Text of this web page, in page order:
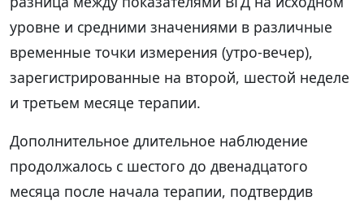
уровне и средними значениями в различные
временные точки измерения (утро-вечер),
зарегистрированные на второй, шестой неделе
и третьем месяце терапии.
Дополнительное длительное наблюдение
продолжалось с шестого до двенадцатого
месяца после начала терапии, подтвердив